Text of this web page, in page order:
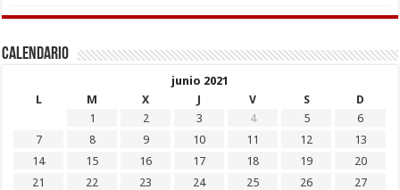
Calendario
junio 2021
L
M X J V S
D
1
2 3 4 5
6
7
8 9 10 11 12
13
14
15 16 17 18 19
20
21
22 23 24 25 26
27